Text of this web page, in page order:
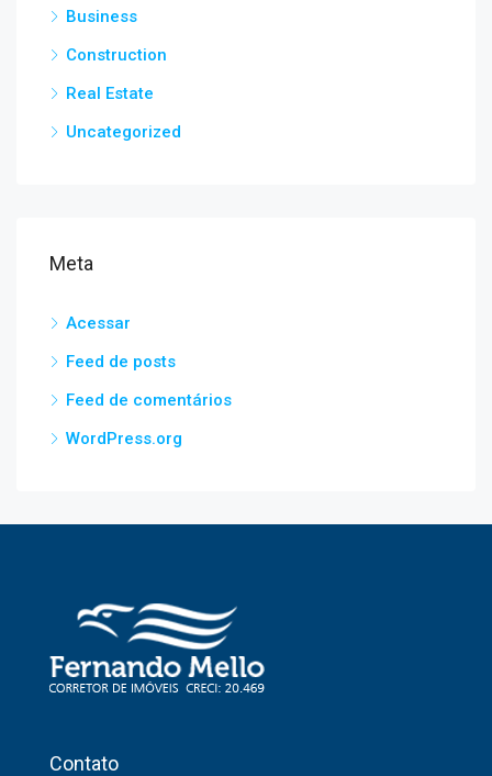
Business
Construction
Real Estate
Uncategorized
Meta
Acessar
Feed de posts
Feed de comentários
WordPress.org
Contato